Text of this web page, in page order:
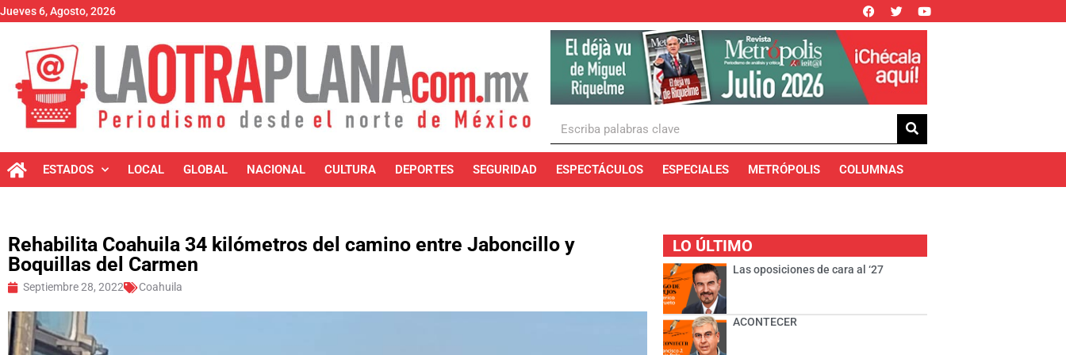
Jueves 6, Agosto, 2026
ESTADOS LOCAL GLOBAL NACIONAL CULTURA DEPORTES SEGURIDAD ESPECTÁCULOS ESPECIALES METRÓPOLIS COLUMNAS
Rehabilita Coahuila 34 kilómetros del camino entre Jaboncillo y
Boquillas del Carmen
Septiembre 28, 2022 Coahuila
LO ÚLTIMO
Las oposiciones de cara al ‘27
ACONTECER